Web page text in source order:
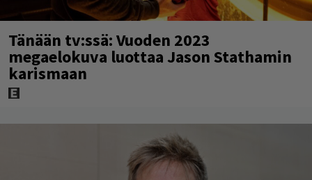
Tänään tv:ssä: Vuoden 2023
megaelokuva luottaa Jason Stathamin
karismaan